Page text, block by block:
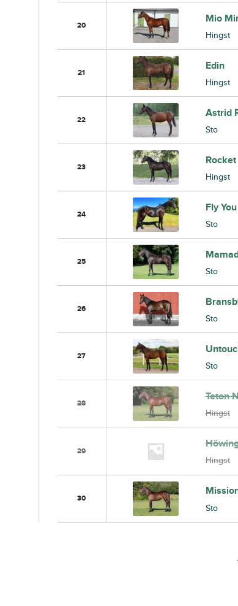
20
Mio
Hingst
21
Edin
Hingst
22
Astrid
Sto
23
Rocket
Hingst
24
Fly
Sto
25
Sto
26
Sto
27
Sto
28
Teton
Hingst
29
Hingst
30
Sto